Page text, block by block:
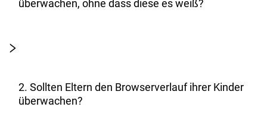
überwachen, ohne dass diese es weiß?
2. Sollten Eltern den Browserverlauf ihrer Kinder
überwachen?